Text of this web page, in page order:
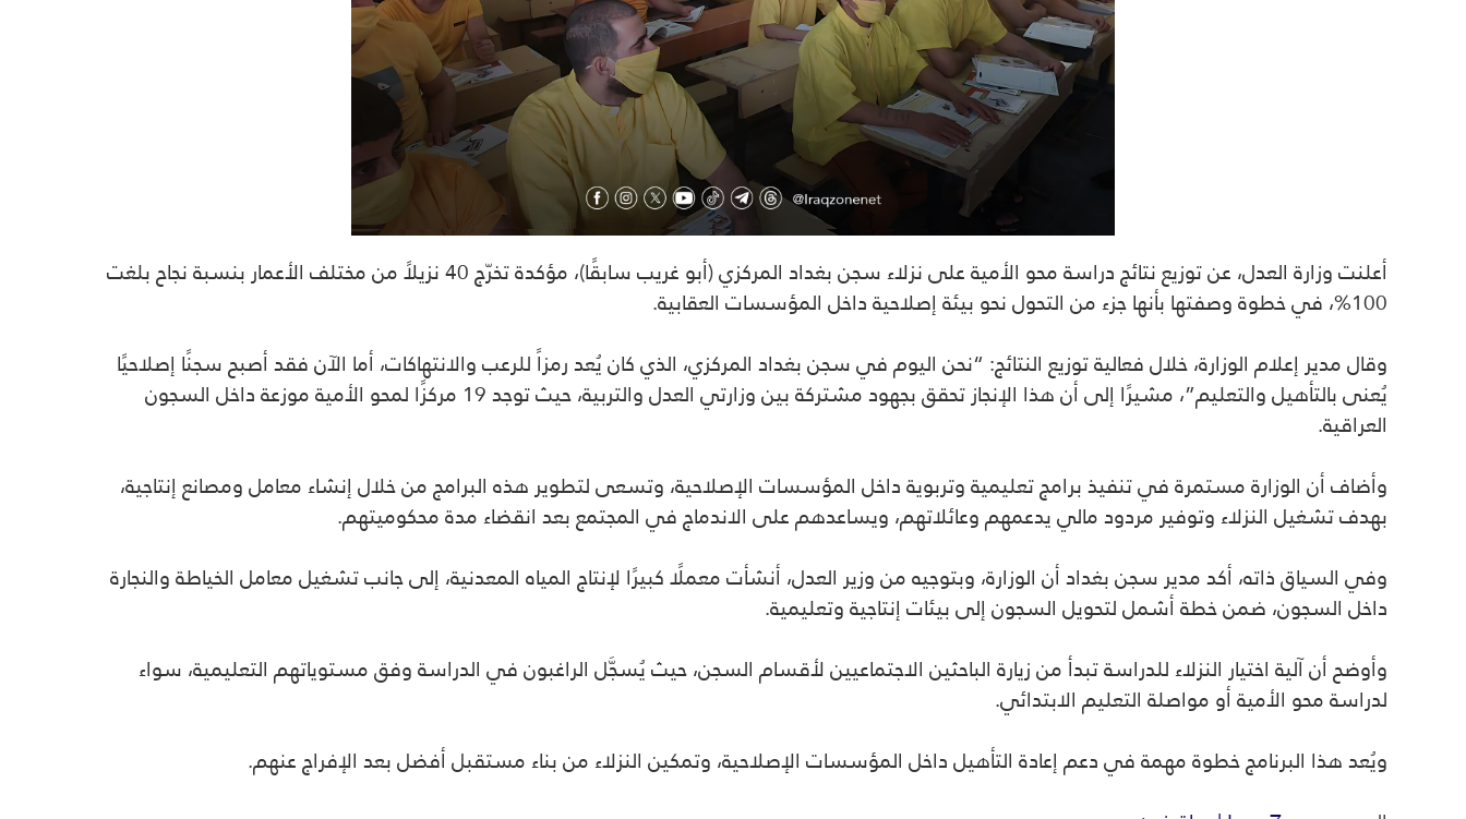
أعلنت وزارة العدل، عن توزيع نتائج دراسة محو الأمية على نزلاء سجن بغداد المركزي (أبو غريب سابقًا)، مؤكدة تخرّج 40 نزيلاً من مختلف الأعمار بنسبة نجاح بلغت
100%، في خطوة وصفتها بأنها جزء من التحول نحو بيئة إصلاحية داخل المؤسسات العقابية.
وقال مدير إعلام الوزارة، خلال فعالية توزيع النتائج: “نحن اليوم في سجن بغداد المركزي، الذي كان يُعد رمزاً للرعب والانتهاكات، أما الآن فقد أصبح سجنًا إصلاحيًا
يُعنى بالتأهيل والتعليم”، مشيرًا إلى أن هذا الإنجاز تحقق بجهود مشتركة بين وزارتي العدل والتربية، حيث توجد 19 مركزًا لمحو الأمية موزعة داخل السجون
العراقية.
وأضاف أن الوزارة مستمرة في تنفيذ برامج تعليمية وتربوية داخل المؤسسات الإصلاحية، وتسعى لتطوير هذه البرامج من خلال إنشاء معامل ومصانع إنتاجية،
بهدف تشغيل النزلاء وتوفير مردود مالي يدعمهم وعائلاتهم، ويساعدهم على الاندماج في المجتمع بعد انقضاء مدة محكوميتهم.
وفي السياق ذاته، أكد مدير سجن بغداد أن الوزارة، وبتوجيه من وزير العدل، أنشأت معملًا كبيرًا لإنتاج المياه المعدنية، إلى جانب تشغيل معامل الخياطة والنجارة
داخل السجون، ضمن خطة أشمل لتحويل السجون إلى بيئات إنتاجية وتعليمية.
وأوضح أن آلية اختيار النزلاء للدراسة تبدأ من زيارة الباحثين الاجتماعيين لأقسام السجن، حيث يُسجَّل الراغبون في الدراسة وفق مستوياتهم التعليمية، سواء
لدراسة محو الأمية أو مواصلة التعليم الابتدائي.
ويُعد هذا البرنامج خطوة مهمة في دعم إعادة التأهيل داخل المؤسسات الإصلاحية، وتمكين النزلاء من بناء مستقبل أفضل بعد الإفراج عنهم.